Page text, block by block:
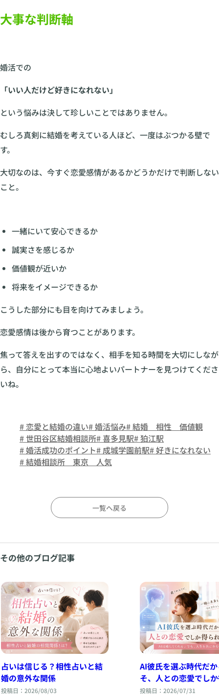
大事な判断軸
婚活での
「いい人だけど好きになれない」
という悩みは決して珍しいことではありません。
むしろ真剣に結婚を考えている人ほど、一度はぶつかる壁で
す。
大切なのは、今すぐ恋愛感情があるかどうかだけで判断しない
こと。
一緒にいて安心できるか
誠実さを感じるか
価値観が近いか
将来をイメージできるか
こうした部分にも目を向けてみましょう。
恋愛感情は後から育つことがあります。
焦って答えを出すのではなく、相手を知る時間を大切にしなが
ら、自分にとって本当に心地よいパートナーを見つけてくださ
いね。
# 恋愛と結婚の違い# 婚活悩み# 結婚 相性 価値観
# 世田谷区結婚相談所# 喜多見駅# 狛江駅
# 婚活成功のポイント# 成城学園前駅# 好きになれない
# 結婚相談所 東京 人気
一覧へ戻る
その他のブログ記事
占いは信じる？相性占いと結
婚の意外な関係
投稿日：2026/08/03
AI彼氏を選ぶ時代だ
そ、人との恋愛でし
ないもの。
投稿日：2026/07/31